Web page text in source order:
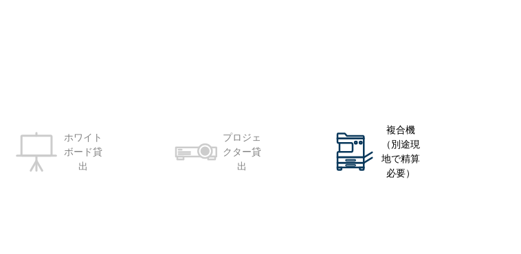
ホワイト
ボード貸
出
プロジェ
クター貸
出
複合機
（別途現
地で精算
必要）